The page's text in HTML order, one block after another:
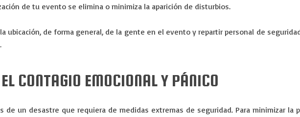
de tu evento se elimina o minimiza la aparición de disturbios.
ubicación, de forma general, de la gente en el evento y repartir personal de
CONTAGIO EMOCIONAL Y PÁNICO
de un desastre que requiera de medidas extremas de seguridad. Para minimizar